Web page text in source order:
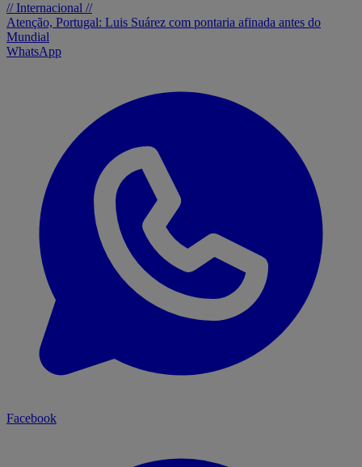
// Internacional //
Atenção, Portugal: Luis Suárez com pontaria afinada antes do
Mundial
WhatsApp
Facebook